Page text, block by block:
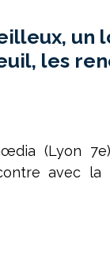
un
les
(Lyon
avec la